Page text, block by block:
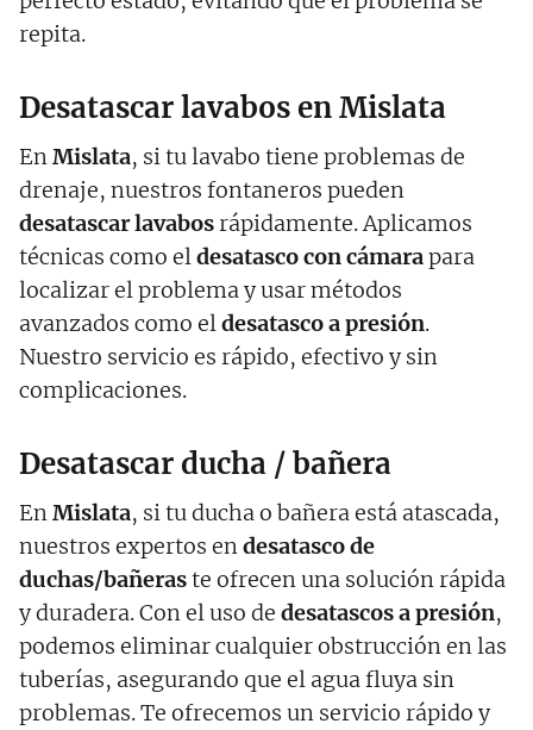
repita.
Desatascar lavabos en Mislata
EnMislata, si tu lavabo tiene problemas de
drenaje, nuestros fontaneros pueden
desatascar lavabosrápidamente. Aplicamos
técnicas como eldesatasco con cámarapara
localizar el problema y usar métodos
avanzados como eldesatasco a presión.
Nuestro servicio es rápido, efectivo y sin
complicaciones.
Desatascar ducha / bañera
EnMislata, si tu ducha o bañera está atascada,
nuestros expertos endesatasco de
duchas/bañeraste ofrecen una solución rápida
y duradera. Con el uso de desatascos a presión,
podemos eliminar cualquier obstrucción en las
tuberías, asegurando que el agua fluya sin
problemas. Te ofrecemos un servicio rápido y